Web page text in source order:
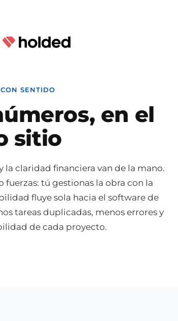
SENTIDO
en el
sitio
la claridad financiera van de la mano.
fuerzas: tú gestionas la obra con la
fluye sola hacia el software de
tareas duplicadas, menos errores y
de cada proyecto.